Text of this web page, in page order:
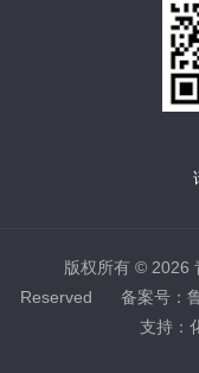
版权所有 © 2026
Reserved 备案号：
支持：